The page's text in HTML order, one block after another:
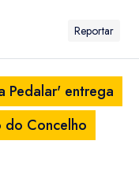
Reportar
Pedalar' entrega
do Concelho